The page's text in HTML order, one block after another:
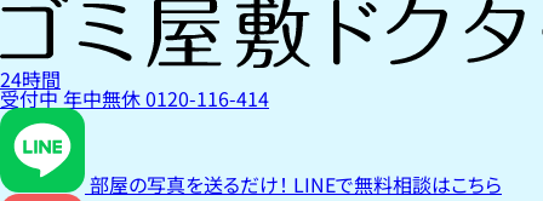
24時間
受付中年中無休0120-116-414
部屋の写真を送るだけ！ LINEで無料相談はこちら